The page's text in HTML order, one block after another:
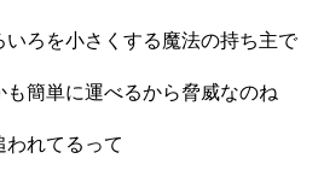
ろを小さくする魔法の持ち主で
簡単に運べるから脅威なのね
われてるって